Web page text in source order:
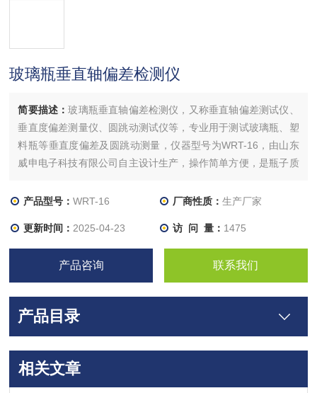
玻璃瓶垂直轴偏差检测仪
简要描述：玻璃瓶垂直轴偏差检测仪，又称垂直轴偏差测试仪、
垂直度偏差测量仪、圆跳动测试仪等，专业用于测试玻璃瓶、塑
料瓶等垂直度偏差及圆跳动测量，仪器型号为WRT-16，由山东
威申电子科技有限公司自主设计生产，操作简单方便，是瓶子质
产品型号：WRT-16 厂商性质： 生产厂家
更新时间： 2025-04-23 访 问 量： 1475
产品咨询 联系我们
产品目录
相关文章